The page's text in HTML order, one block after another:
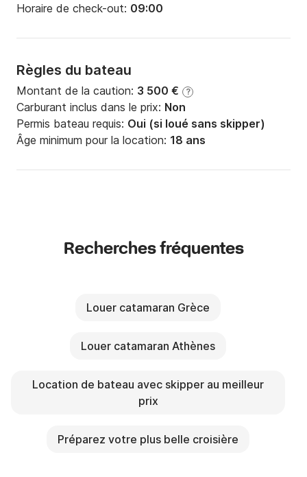
Horaire de check-out: 09:00
Règles du bateau
Montant de la caution: 3 500 € ?
Carburant inclus dans le prix: Non
Permis bateau requis: Oui (si loué sans skipper)
Âge minimum pour la location: 18 ans
Recherches fréquentes
Louer catamaran Grèce
Louer catamaran Athènes
Location de bateau avec skipper au meilleur
prix
Préparez votre plus belle croisière